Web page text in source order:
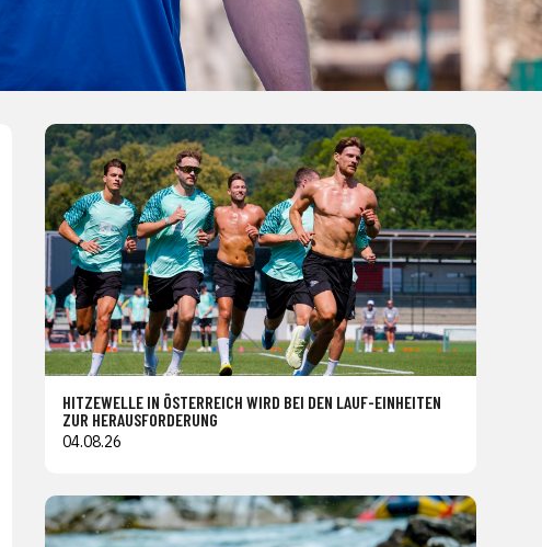
HITZEWELLE IN ÖSTERREICH WIRD BEI DEN LAUF-EINHEITEN
ZUR HERAUSFORDERUNG
04.08.26